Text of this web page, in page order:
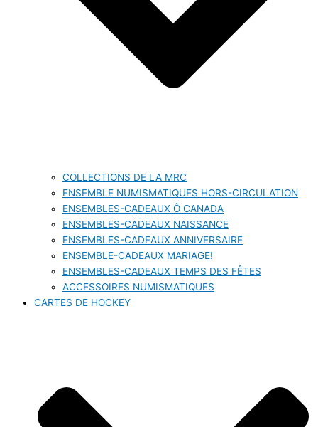
COLLECTIONS DE LA MRC
ENSEMBLE NUMISMATIQUES HORS-CIRCULATION
ENSEMBLES-CADEAUX Ô CANADA
ENSEMBLES-CADEAUX NAISSANCE
ENSEMBLES-CADEAUX ANNIVERSAIRE
ENSEMBLE-CADEAUX MARIAGE!
ENSEMBLES-CADEAUX TEMPS DES FÊTES
ACCESSOIRES NUMISMATIQUES
CARTES DE HOCKEY